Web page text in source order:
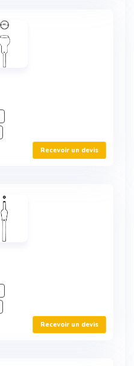
Recevoir un devis
Recevoir un devis